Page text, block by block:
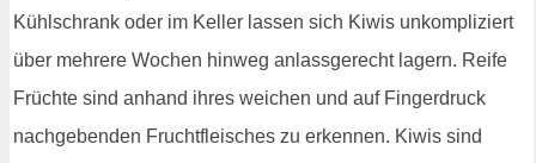
Kühlschrank oder im Keller lassen sich Kiwis unkompliziert
über mehrere Wochen hinweg anlassgerecht lagern. Reife
Früchte sind anhand ihres weichen und auf Fingerdruck
nachgebenden Fruchtfleisches zu erkennen. Kiwis sind